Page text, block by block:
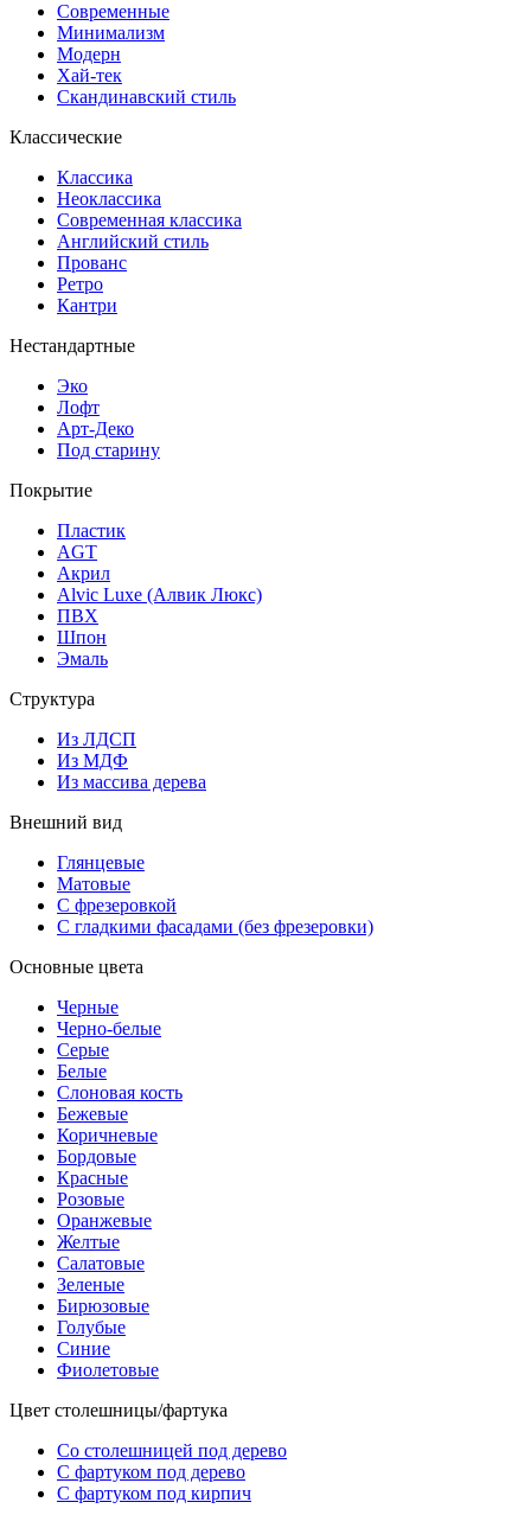
Современные
Минимализм
Модерн
Хай-тек
Скандинавский стиль
Классические
Классика
Неоклассика
Современная классика
Английский стиль
Прованс
Ретро
Кантри
Нестандартные
Эко
Лофт
Арт-Деко
Под старину
Покрытие
Пластик
AGT
Акрил
Alvic Luxe (Алвик Люкс)
ПВХ
Шпон
Эмаль
Структура
Из ЛДСП
Из МДФ
Из массива дерева
Внешний вид
Глянцевые
Матовые
С фрезеровкой
С гладкими фасадами (без фрезеровки)
Основные цвета
Черные
Черно-белые
Серые
Белые
Слоновая кость
Бежевые
Коричневые
Бордовые
Красные
Розовые
Оранжевые
Желтые
Салатовые
Зеленые
Бирюзовые
Голубые
Синие
Фиолетовые
Цвет столешницы/фартука
Со столешницей под дерево
С фартуком под дерево
С фартуком под кирпич